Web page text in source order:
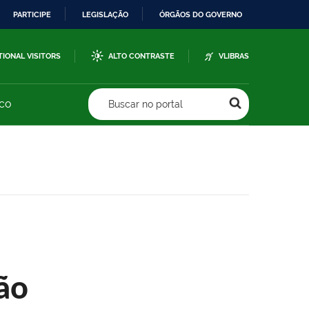
PARTICIPE LEGISLAÇÃO ÓRGÃOS DO GOVERNO
VISITORS ALTO CONTRASTE VLIBRAS
Buscar no portal